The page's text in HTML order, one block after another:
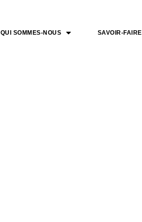
QUI SOMMES-NOUS SAVOIR-FAIRE